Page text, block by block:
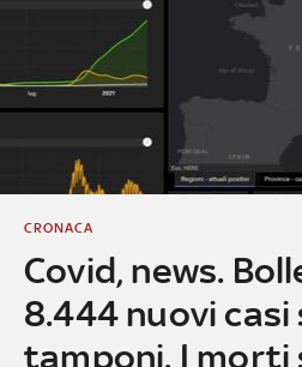
Covid, news.
8.444 nuovi casi
tamponi. I morti
CRONACA